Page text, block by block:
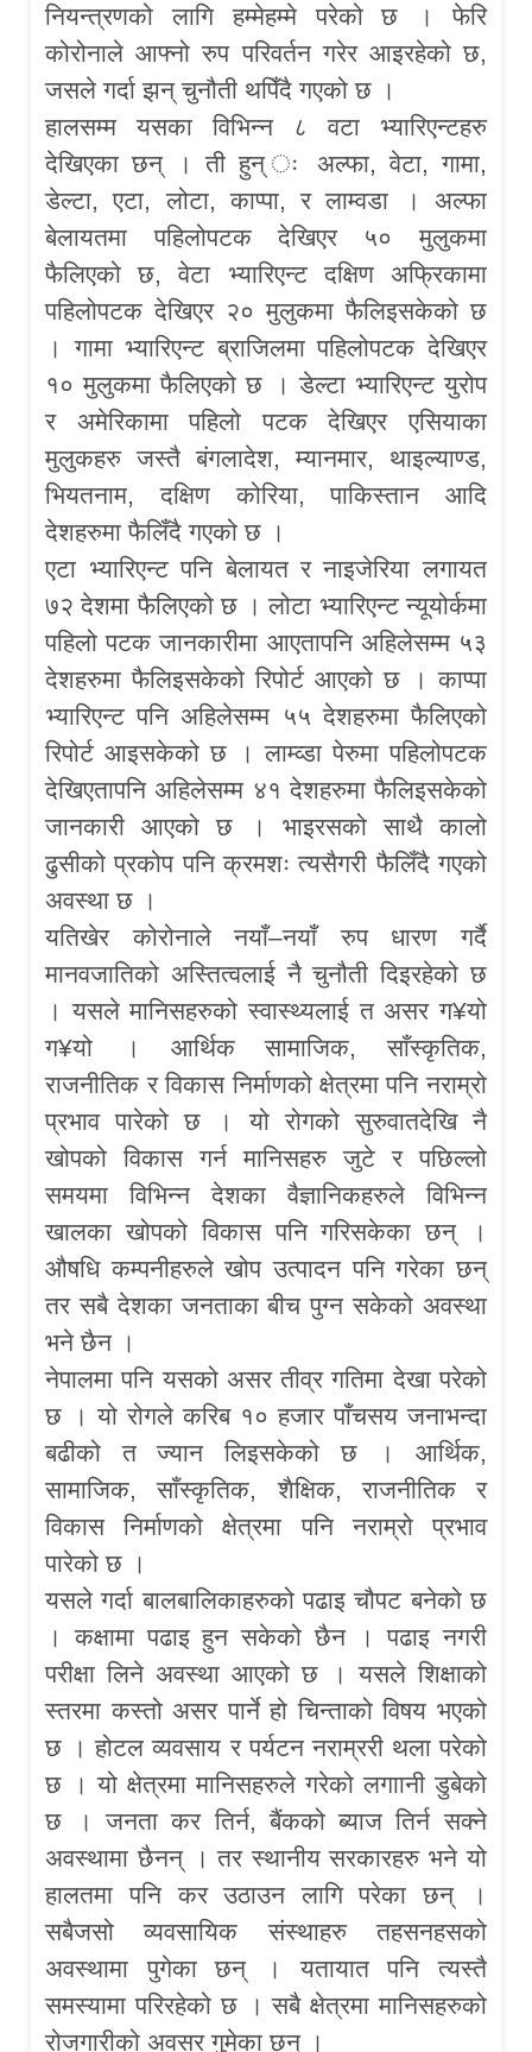
नियन्त्रणको लागि हम्मेहम्मे परेको छ । फेरि
कोरोनाले आफ्नो रुप परिवर्तन गरेर आइरहेको छ,
जसले गर्दा झन् चुनौती थपिँदै गएको छ ।
हालसम्म यसका विभिन्न ८ वटा भ्यारिएन्टहरु
देखिएका छन् । ती हुन् ः अल्फा, वेटा, गामा,
डेल्टा, एटा, लोटा, काप्पा, र लाम्वडा । अल्फा
बेलायतमा पहिलोपटक देखिएर ५० मुलुकमा
फैलिएको छ, वेटा भ्यारिएन्ट दक्षिण अफ्रिकामा
पहिलोपटक देखिएर २० मुलुकमा फैलिइसकेको छ
। गामा भ्यारिएन्ट ब्राजिलमा पहिलोपटक देखिएर
१० मुलुकमा फैलिएको छ । डेल्टा भ्यारिएन्ट युरोप
र अमेरिकामा पहिलो पटक देखिएर एसियाका
मुलुकहरु जस्तै बंगलादेश, म्यानमार, थाइल्याण्ड,
भियतनाम, दक्षिण कोरिया, पाकिस्तान आदि
देशहरुमा फैलिँदै गएको छ ।
एटा भ्यारिएन्ट पनि बेलायत र नाइजेरिया लगायत
७२ देशमा फैलिएको छ । लोटा भ्यारिएन्ट न्यूयोर्कमा
पहिलो पटक जानकारीमा आएतापनि अहिलेसम्म ५३
देशहरुमा फैलिइसकेको रिपोर्ट आएको छ । काप्पा
भ्यारिएन्ट पनि अहिलेसम्म ५५ देशहरुमा फैलिएको
रिपोर्ट आइसकेको छ । लाम्व्डा पेरुमा पहिलोपटक
देखिएतापनि अहिलेसम्म ४१ देशहरुमा फैलिइसकेको
जानकारी आएको छ । भाइरसको साथै कालो
ढुसीको प्रकोप पनि क्रमशः त्यसैगरी फैलिँदै गएको
अवस्था छ ।
यतिखेर कोरोनाले नयाँ–नयाँ रुप धारण गर्दै
मानवजातिको अस्तित्वलाई नै चुनौती दिइरहेको छ
। यसले मानिसहरुको स्वास्थ्यलाई त असर ग¥यो
ग¥यो । आर्थिक सामाजिक, साँस्कृतिक,
राजनीतिक र विकास निर्माणको क्षेत्रमा पनि नराम्रो
प्रभाव पारेको छ । यो रोगको सुरुवातदेखि नै
खोपको विकास गर्न मानिसहरु जुटे र पछिल्लो
समयमा विभिन्न देशका वैज्ञानिकहरुले विभिन्न
खालका खोपको विकास पनि गरिसकेका छन् ।
औषधि कम्पनीहरुले खोप उत्पादन पनि गरेका छन्
तर सबै देशका जनताका बीच पुग्न सकेको अवस्था
भने छैन ।
नेपालमा पनि यसको असर तीव्र गतिमा देखा परेको
छ । यो रोगले करिब १० हजार पाँचसय जनाभन्दा
बढीको त ज्यान लिइसकेको छ । आर्थिक,
सामाजिक, साँस्कृतिक, शैक्षिक, राजनीतिक र
विकास निर्माणको क्षेत्रमा पनि नराम्रो प्रभाव
पारेको छ ।
यसले गर्दा बालबालिकाहरुको पढाइ चौपट बनेको छ
। कक्षामा पढाइ हुन सकेको छैन । पढाइ नगरी
परीक्षा लिने अवस्था आएको छ । यसले शिक्षाको
स्तरमा कस्तो असर पार्ने हो चिन्ताको विषय भएको
छ । होटल व्यवसाय र पर्यटन नराम्ररी थला परेको
छ । यो क्षेत्रमा मानिसहरुले गरेको लगाानी डुबेको
छ । जनता कर तिर्न, बैंकको ब्याज तिर्न सक्ने
अवस्थामा छैनन् । तर स्थानीय सरकारहरु भने यो
हालतमा पनि कर उठाउन लागि परेका छन् ।
सबैजसो व्यवसायिक संस्थाहरु तहसनहसको
अवस्थामा पुगेका छन् । यतायात पनि त्यस्तै
समस्यामा परिरहेको छ । सबै क्षेत्रमा मानिसहरुको
रोजगारीको अवसर गुमेका छन् ।